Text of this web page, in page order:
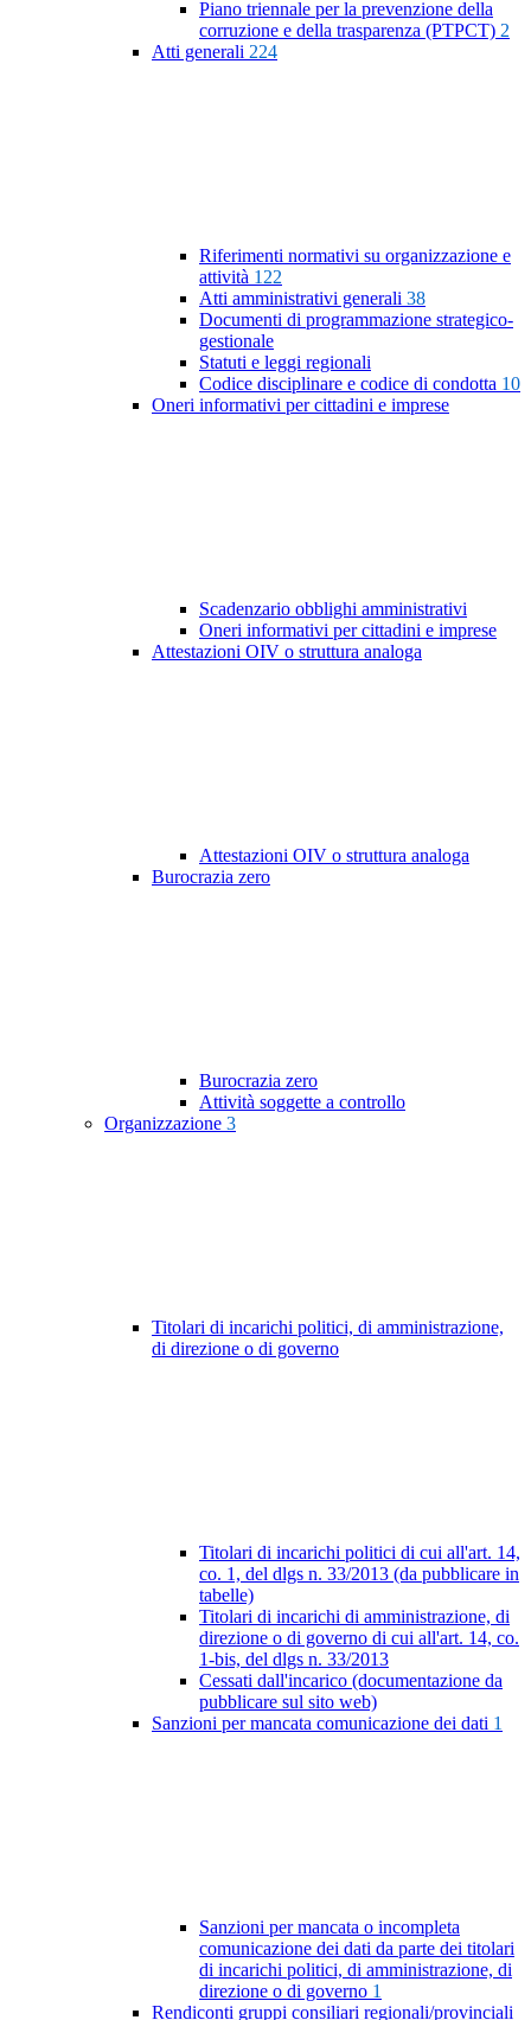
Piano triennale per la prevenzione della
corruzione e della trasparenza (PTPCT) 2
Atti generali 224
Riferimenti normativi su organizzazione e
attività 122
Atti amministrativi generali 38
Documenti di programmazione strategico-
gestionale
Statuti e leggi regionali
Codice disciplinare e codice di condotta 10
Oneri informativi per cittadini e imprese
Scadenzario obblighi amministrativi
Oneri informativi per cittadini e imprese
Attestazioni OIV o struttura analoga
Attestazioni OIV o struttura analoga
Burocrazia zero
Burocrazia zero
Attività soggette a controllo
Organizzazione 3
Titolari di incarichi politici, di amministrazione,
di direzione o di governo
Titolari di incarichi politici di cui all'art. 14,
co. 1, del dlgs n. 33/2013 (da pubblicare in
tabelle)
Titolari di incarichi di amministrazione, di
direzione o di governo di cui all'art. 14, co.
1-bis, del dlgs n. 33/2013
Cessati dall'incarico (documentazione da
pubblicare sul sito web)
Sanzioni per mancata comunicazione dei dati 1
Sanzioni per mancata o incompleta
comunicazione dei dati da parte dei titolari
di incarichi politici, di amministrazione, di
direzione o di governo 1
Rendiconti gruppi consiliari regionali/provinciali